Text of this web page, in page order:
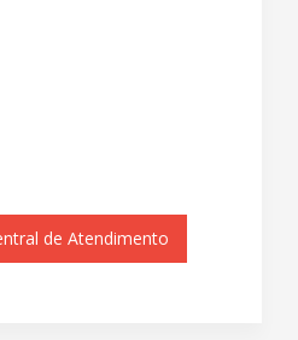
de Atendimento